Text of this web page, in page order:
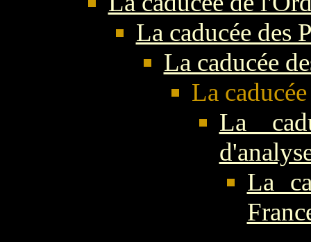
La caducée des
La caducée
La
La
La